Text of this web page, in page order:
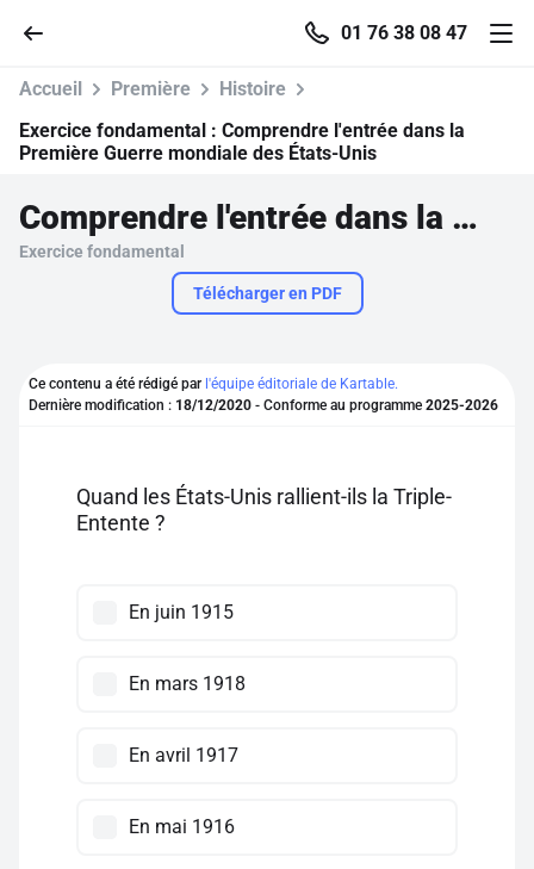
01 76 38 08 47
Parcourir
Se connecter
Pour profiter de 10 contenus offerts.
Accueil Première
Histoire
Exercice fondamental : Comprendre l'entrée dans la
Première Guerre mondiale des États-Unis
Comprendre l'entrée dans la Première Guerre mondiale des États-Unis
Exercice fondamental
Télécharger en PDF
Ce contenu a été rédigé par l'équipe éditoriale de Kartable.
Dernière modification : 18/12/2020 - Conforme au programme 2025-2026
Quand les États-Unis rallient-ils la Triple-
Entente ?
En juin 1915
En mars 1918
En avril 1917
En mai 1916